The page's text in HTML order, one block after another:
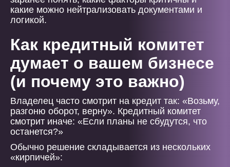
какие можно нейтрализовать документами и
логикой.
Как кредитный комитет
думает о вашем бизнесе
(и почему это важно)
Владелец часто смотрит на кредит так: «Возьму,
разгоню оборот, верну». Кредитный комитет
смотрит иначе: «Если планы не сбудутся, что
останется?»
Обычно решение складывается из нескольких
«кирпичей»: